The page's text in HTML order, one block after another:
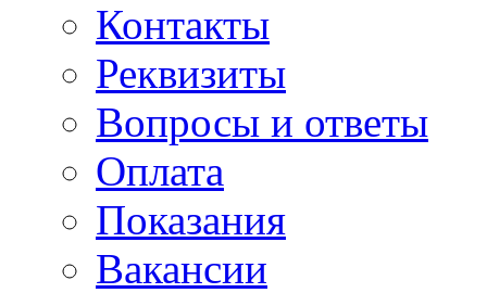
Контакты
Реквизиты
Вопросы и ответы
Оплата
Показания
Вакансии